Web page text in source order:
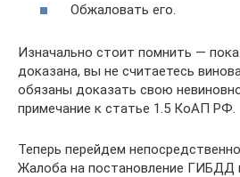
Обжаловать его.
Изначально стоит помнить —
доказана, вы не считаетесь
обязаны доказать свою
примечание к статье 1.5 КоАП РФ.
Теперь перейдем
Жалоба на постановление ГИБДД